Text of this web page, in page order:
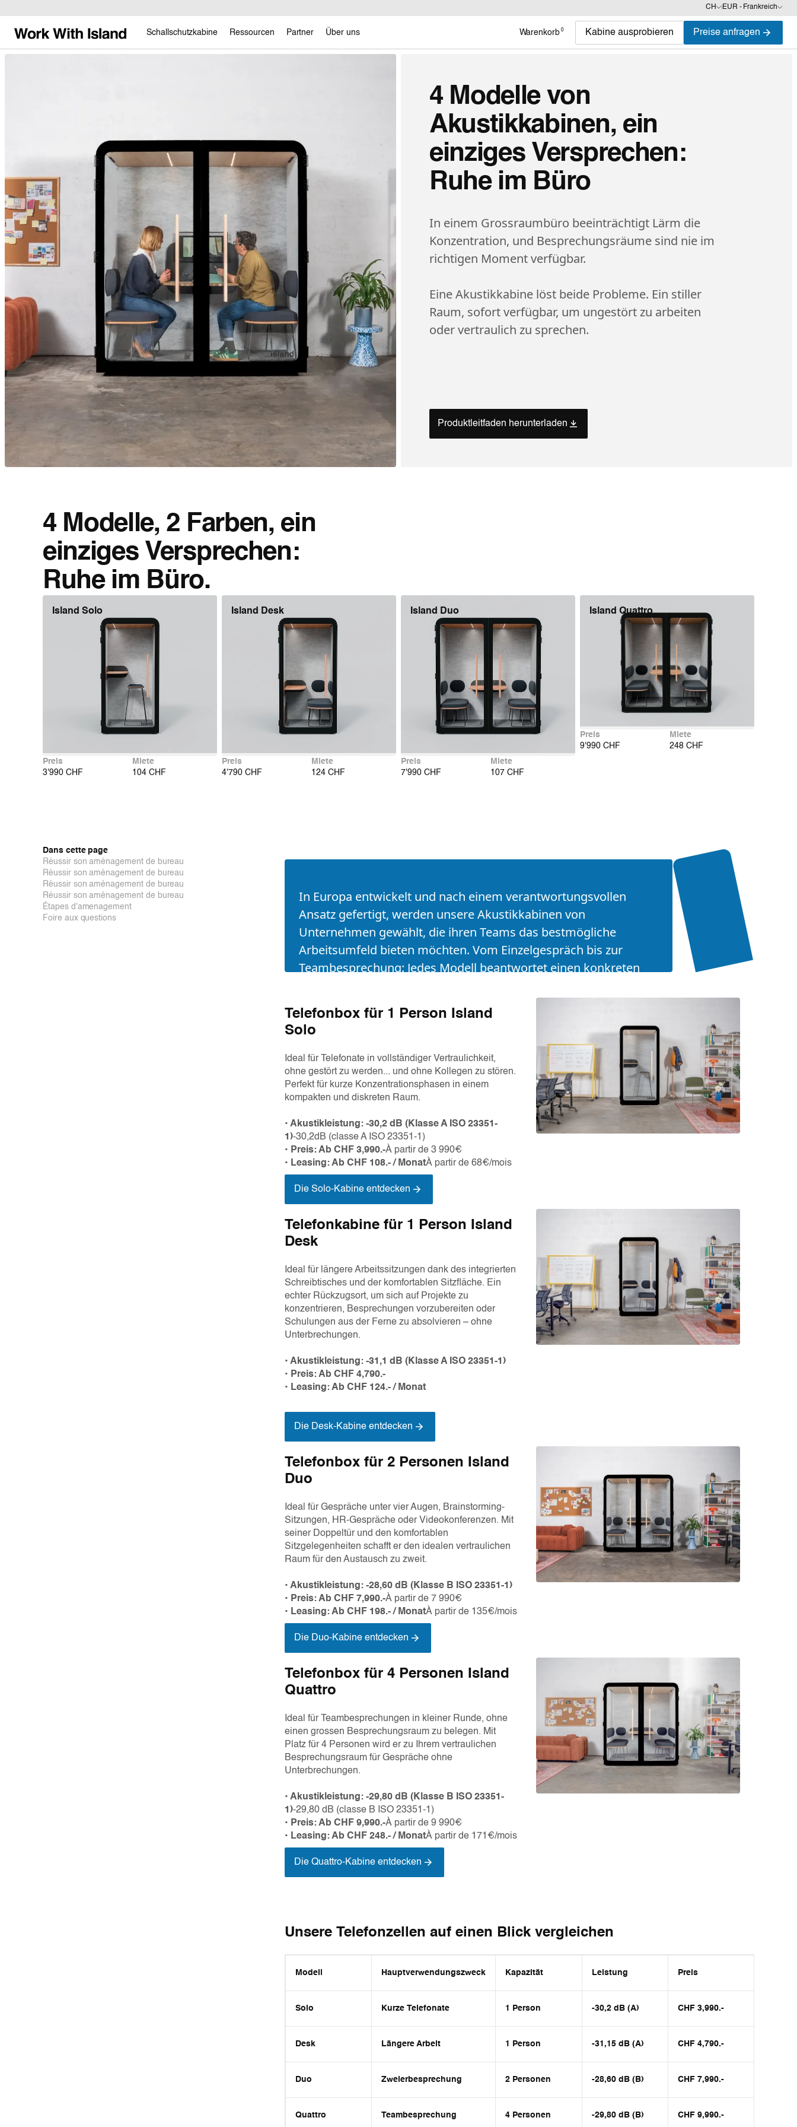
CH EUR - Frankreich
Schallschutzkabine Ressourcen Partner Über uns Warenkorb 0 Kabine ausprobieren Preise anfragen
4 Modelle von
Akustikkabinen, ein
einziges Versprechen:
Ruhe im Büro
In einem Grossraumbüro beeinträchtigt Lärm die
Konzentration, und Besprechungsräume sind nie im
richtigen Moment verfügbar.
Eine Akustikkabine löst beide Probleme. Ein stiller
Raum, sofort verfügbar, um ungestört zu arbeiten
oder vertraulich zu sprechen.
Produktleitfaden herunterladen
4 Modelle, 2 Farben, ein
einziges Versprechen:
Ruhe im Büro.
Island Solo
Preis
3'990 CHF
Miete
104 CHF
Island Desk
Preis
4'790 CHF
Miete
124 CHF
Island Duo
Preis
7'990 CHF
Miete
107 CHF
Island Quattro
Preis
9'990 CHF
Miete
248 CHF
Dans cette page
Réussir son aménagement de bureau
Réussir son aménagement de bureau
Réussir son aménagement de bureau
Réussir son aménagement de bureau
Étapes d'amenagement
Foire aux questions
In Europa entwickelt und nach einem verantwortungsvollen
Ansatz gefertigt, werden unsere Akustikkabinen von
Unternehmen gewählt, die ihren Teams das bestmögliche
Arbeitsumfeld bieten möchten. Vom Einzelgespräch bis zur
Teambesprechung: Jedes Modell beantwortet einen konkreten
Telefonbox für 1 Person Island
Solo
Ideal für Telefonate in vollständiger Vertraulichkeit,
ohne gestört zu werden... und ohne Kollegen zu stören.
Perfekt für kurze Konzentrationsphasen in einem
kompakten und diskreten Raum.
• Akustikleistung: -30,2 dB (Klasse A ISO 23351-
1)-30,2dB (classe A ISO 23351-1)
• Preis: Ab CHF 3,990.-À partir de 3 990€
• Leasing: Ab CHF 108.- / MonatÀ partir de 68€/mois
Die Solo-Kabine entdecken
Telefonkabine für 1 Person Island
Desk
Ideal für längere Arbeitssitzungen dank des integrierten
Schreibtisches und der komfortablen Sitzfläche. Ein
echter Rückzugsort, um sich auf Projekte zu
konzentrieren, Besprechungen vorzubereiten oder
Schulungen aus der Ferne zu absolvieren – ohne
Unterbrechungen.
• Akustikleistung: -31,1 dB (Klasse A ISO 23351-1)
• Preis: Ab CHF 4,790.-
• Leasing: Ab CHF 124.- / Monat
Die Desk-Kabine entdecken
Telefonbox für 2 Personen Island
Duo
Ideal für Gespräche unter vier Augen, Brainstorming-
Sitzungen, HR-Gespräche oder Videokonferenzen. Mit
seiner Doppeltür und den komfortablen
Sitzgelegenheiten schafft er den idealen vertraulichen
Raum für den Austausch zu zweit.
• Akustikleistung: -28,60 dB (Klasse B ISO 23351-1)
• Preis: Ab CHF 7,990.-À partir de 7 990€
• Leasing: Ab CHF 198.- / MonatÀ partir de 135€/mois
Die Duo-Kabine entdecken
Telefonbox für 4 Personen Island
Quattro
Ideal für Teambesprechungen in kleiner Runde, ohne
einen grossen Besprechungsraum zu belegen. Mit
Platz für 4 Personen wird er zu Ihrem vertraulichen
Besprechungsraum für Gespräche ohne
Unterbrechungen.
• Akustikleistung: -29,80 dB (Klasse B ISO 23351-
1)-29,80 dB (classe B ISO 23351-1)
• Preis: Ab CHF 9,990.-À partir de 9 990€
• Leasing: Ab CHF 248.- / MonatÀ partir de 171€/mois
Die Quattro-Kabine entdecken
Unsere Telefonzellen auf einen Blick vergleichen
Modell
Solo
Desk
Duo
Quattro
Hauptverwendungszweck
Kurze Telefonate
Längere Arbeit
Zweierbesprechung
Teambesprechung
Kapazität
1 Person
1 Person
2 Personen
4 Personen
Leistung
-30,2 dB (A)
-31,15 dB (A)
-28,60 dB (B)
-29,80 dB (B)
Preis
CHF 3,990.-
CHF 4,790.-
CHF 7,990.-
CHF 9,990.-